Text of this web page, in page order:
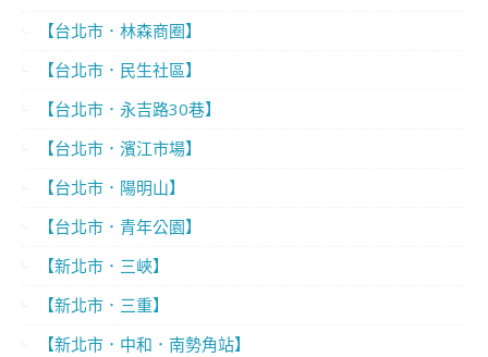
【台北市．林森商圈】
【台北市．民生社區】
【台北市．永吉路30巷】
【台北市．濱江市場】
【台北市．陽明山】
【台北市．青年公園】
【新北市．三峽】
【新北市．三重】
【新北市．中和．南勢角站】